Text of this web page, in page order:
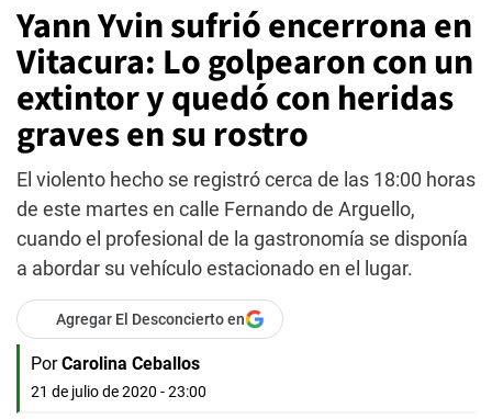
Yann Yvin sufrió encerrona en
Vitacura: Lo golpearon con un
extintor y quedó con heridas
graves en su rostro
El violento hecho se registró cerca de las 18:00 horas
de este martes en calle Fernando de Arguello,
cuando el profesional de la gastronomía se disponía
a abordar su vehículo estacionado en el lugar.
Agregar El Desconcierto en
Por Carolina Ceballos
21 de julio de 2020 - 23:00